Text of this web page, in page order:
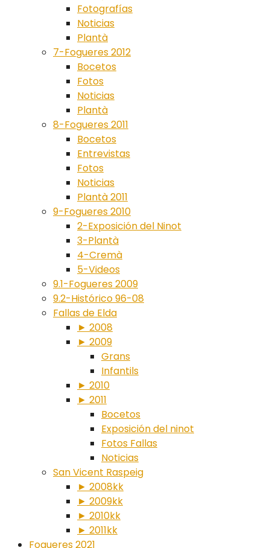
Fotografías
Noticias
Plantà
7-Fogueres 2012
Bocetos
Fotos
Noticias
Plantà
8-Fogueres 2011
Bocetos
Entrevistas
Fotos
Noticias
Plantà 2011
9-Fogueres 2010
2-Exposición del Ninot
3-Plantà
4-Cremà
5-Videos
9.1-Fogueres 2009
9.2-Histórico 96-08
Fallas de Elda
► 2008
► 2009
Grans
Infantils
► 2010
► 2011
Bocetos
Exposición del ninot
Fotos Fallas
Noticias
San Vicent Raspeig
► 2008kk
► 2009kk
► 2010kk
► 2011kk
Fogueres 2021